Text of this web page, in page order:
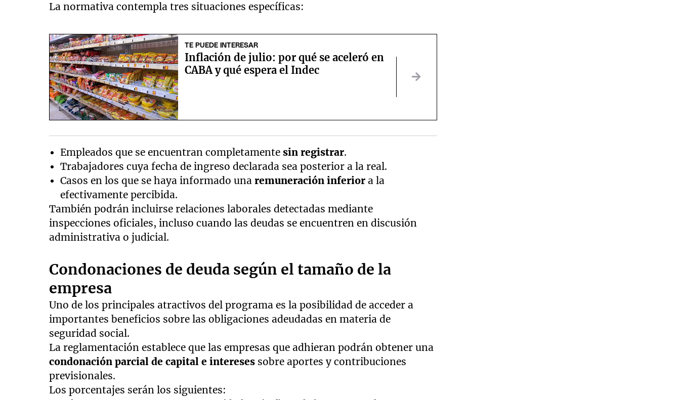
La normativa contempla tres situaciones específicas:
TE PUEDE INTERESAR
Inflación de julio: por qué se aceleró en
CABA y qué espera el Indec
Empleados que se encuentran completamente sin registrar.
Trabajadores cuya fecha de ingreso declarada sea posterior a la real.
Casos en los que se haya informado una remuneración inferiora la
efectivamente percibida.
También podrán incluirse relaciones laborales detectadas mediante
inspecciones oficiales, incluso cuando las deudas se encuentren en discusión
administrativa o judicial.
Condonaciones de deuda según el tamaño de la
empresa
Uno de los principales atractivos del programa es la posibilidad de acceder a
importantes beneficios sobre las obligaciones adeudadas en materia de
seguridad social.
La reglamentación establece que las empresas que adhieran podrán obtener una
condonación parcial de capital e intereses sobre aportes y contribuciones
previsionales.
Los porcentajes serán los siguientes: